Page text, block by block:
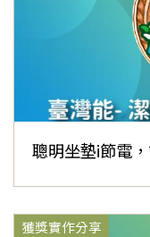
聰明坐墊i節電
獲獎實作分享